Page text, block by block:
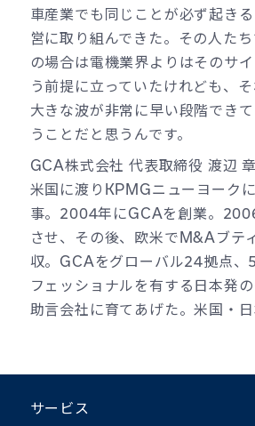
車産業でも同じことが必ず起き
営に取り組んできた。その人た
の場合は電機業界よりはそのサ
う前提に立っていたけれども、
大きな波が非常に早い段階でき
うことだと思うんです。
GCA株式会社 代表取締役 渡辺
米国に渡りKPMGニューヨーク
事。2004年にGCAを創業。
させ、その後、欧米でM&Aブテ
収。GCAをグローバル24拠点、
フェッショナルを有する日本発
助言会社に育てあげた。米国・日
サービス